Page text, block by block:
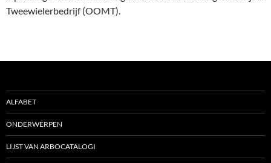
Tweewielerbedrijf (OOMT).
ALFABET
ONDERWERPEN
LIJST VAN ARBOCATALOGI